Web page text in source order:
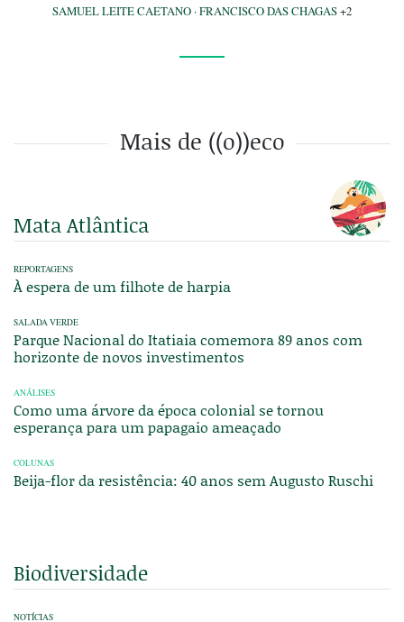
SAMUEL LEITE CAETANO ·FRANCISCO DAS CHAGAS+2
Mais de ((o))eco
Mata Atlântica
REPORTAGENS
À espera de um filhote de harpia
SALADA VERDE
Parque Nacional do Itatiaia comemora 89 anos com
horizonte de novos investimentos
ANÁLISES
Como uma árvore da época colonial se tornou
esperança para um papagaio ameaçado
COLUNAS
Beija-flor da resistência: 40 anos sem Augusto Ruschi
Biodiversidade
NOTÍCIAS